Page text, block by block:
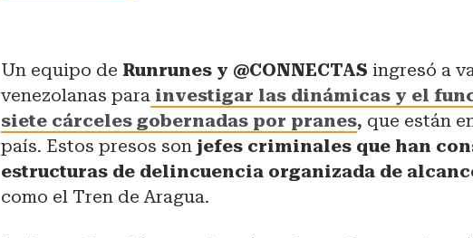
Un equipo de Runrunes y @CONNECTAS ingresó a
venezolanas para investigar las dinámicas y el
siete cárceles gobernadas por pranes, que están
país. Estos presos son jefes criminales que han
estructuras de delincuencia organizada de
como el Tren de Aragua.